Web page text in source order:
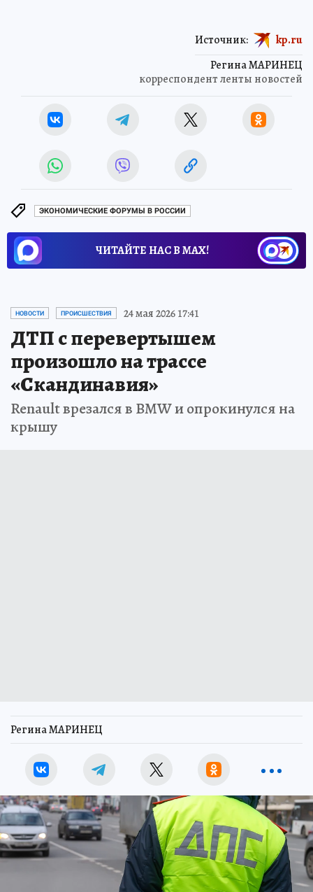
Регина МАРИНЕЦ
корреспондент ленты новостей
Источник: kp.ru
ЭКОНОМИЧЕСКИЕ ФОРУМЫ В РОССИИ
ЧИТАЙТЕ НАС В МАХ!
НОВОСТИ ПРОИСШЕСТВИЯ 24 мая 2026 17:41
ДТП с перевертышем
произошло на трассе
«Скандинавия»
Renault врезался в BMW и опрокинулся на
крышу
Регина МАРИНЕЦ